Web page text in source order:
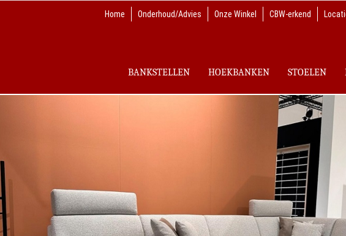
Home Onderhoud/Advies Onze Winkel CBW-erkend
BANKSTELLEN HOEKBANKEN STOELEN